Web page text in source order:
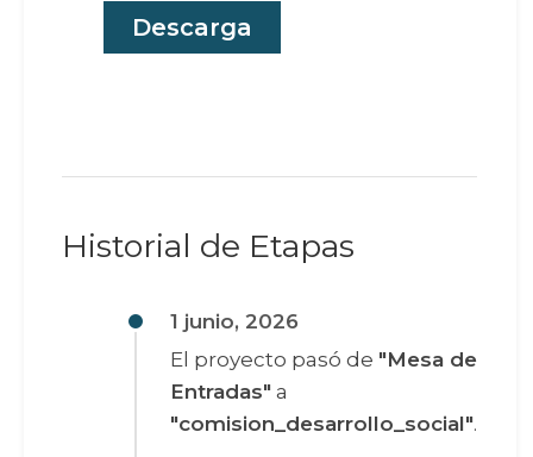
Descarga
Historial de Etapas
1 junio, 2026
El proyecto pasó de "Mesa de
Entradas" a
"comision_desarrollo_social".